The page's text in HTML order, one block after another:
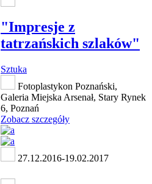
"Impresje z
tatrzańskich szlaków"
Sztuka
Fotoplastykon Poznański,
Galeria Miejska Arsenał, Stary Rynek
6, Poznań
Zobacz szczegóły
27.12.2016-19.02.2017